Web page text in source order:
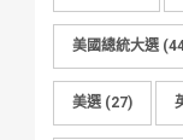
美國總統大選
美選(27)